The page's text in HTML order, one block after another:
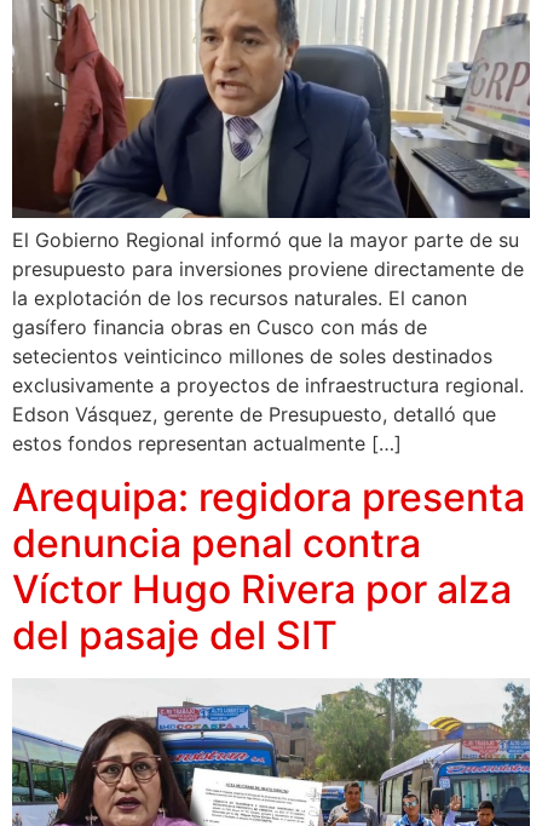
El Gobierno Regional informó que la mayor parte de su
presupuesto para inversiones proviene directamente de
la explotación de los recursos naturales. El canon
gasífero financia obras en Cusco con más de
setecientos veinticinco millones de soles destinados
exclusivamente a proyectos de infraestructura regional.
Edson Vásquez, gerente de Presupuesto, detalló que
estos fondos representan actualmente […]
Arequipa: regidora presenta
denuncia penal contra
Víctor Hugo Rivera por alza
del pasaje del SIT